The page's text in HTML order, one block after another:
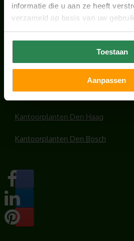
informatie die u aan ze heeft
verzameld op basis van uw
Toestaan
Aanpassen
Office plants
Kantoorplanten Amsterdam
Kantoorplanten Amersfoort
Kantoorplanten Rotterdam
Kantoorplanten Den Haag
Kantoorplanten Den Bosch